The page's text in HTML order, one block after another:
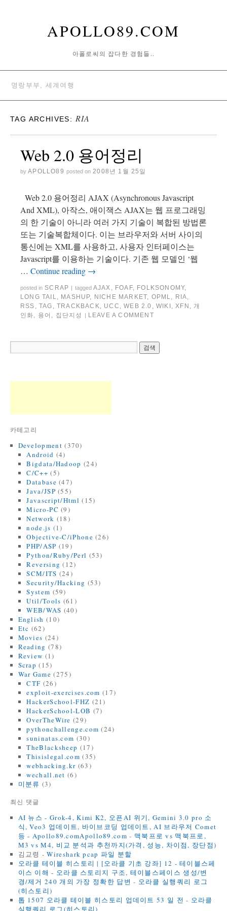
APOLLO89.COM
아폴로씨의 잡다한 경험들..
명랑부부, 세계여행
TAG ARCHIVES: RIA
Web 2.0 용어정리
by APOLLO89 posted on 2008년 1월 25일
Web 2.0 용어정리 AJAX (Asynchronous Javascript
And XML), 아작스, 애이잭스 AJAX는 웹 프로그래밍
의 한 기술이 아니라 여러 가지 기술이 복합된 방법론
또는 기술복합체이다. 이는 브라우저와 서버 사이의
통신에는 XML를 사용하고, 사용자 인터페이스는
Javascript를 이용하는 기술이다. 기존 웹 모델인 ‘웹
… Continue reading →
posted in SCRAP | tagged AJAX , FOAF, FOLKSONOMY,
LONG TAIL, MASHUP, NICHE MARKET, OPML, RIA,
RSS ,TAG ,TRACKBACK, UCC ,WEB 2.0 ,WIKI ,XFN ,개
인화, 용어 , 집단지성 | LEAVE A COMMENT
카테고리
Development (370)
Android (4)
Bigdata/Hadoop (24)
C/C++ (5)
Database (47)
Java/JSP (55)
Javascript/Html (15)
Micro-PC (9)
Network (18)
node.js (1)
Objective-C/iPhone (26)
PHP/ASP (19)
Python/Ruby/Perl (53)
Reversing (12)
SCM/ITS (24)
Security/Hacking (53)
System (59)
Util/Tools (61)
WEB/WAS (40)
English (10)
Etc (62)
Movies (24)
Reading (78)
Review (1)
Scrap (15)
War Game (275)
CTF (26)
exploit-exercises.com (17)
HackerSchool-FHZ (21)
HackerSchool-LOB (7)
OverTheWire (29)
pythonchallenge.com (24)
suninatas.com (30)
TheBlacksheep (17)
Thisislegal.com (35)
webhacking.kr (63)
wechall.net (6)
미분류 (3)
최신 댓글
AI 뉴스 - Grok-4, Kimi K2, 오픈AI 위기, Gemini 3.0 pro 소
식, Veo3 업데이트, 바이브코딩 업데이트, AI 브라우저 Comet
등 - Apollo89.comApollo89.com - 맥북프로 vs 맥북프로,
M3 vs M4, 비교 분석과 추천까지(가격, 성능, 차이점, 장단점)
김교령 -Wireshark pcap 파일 분할
오라클 테이블 히스토리 | [오라클 기초 강좌] 12 - 테이블스페
이스 이해 - 오라클 스토리지 구조, 테이블스페이스 생성/변
경/제거 240 개의 가장 정확한 답변 - 오라클 실행쿼리 로그
(히스토리)
톱 1507 오라클 테이블 히스토리 업데이트 53 일 전 - 오라클
실행쿼리 로그(히스토리)